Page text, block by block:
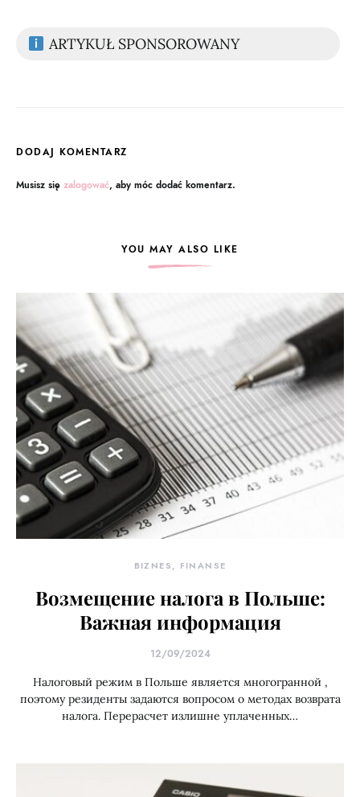
ARTYKUŁ SPONSOROWANY
DODAJ KOMENTARZ
Musisz się zalogować, aby móc dodać komentarz.
YOU MAY ALSO LIKE
BIZNES, FINANSE
Возмещение налога в Польше:
Важная информация
12/09/2024
Налоговый режим в Польше является многогранной ,
поэтому резиденты задаются вопросом о методах возврата
налога. Перерасчет излишне уплаченных…